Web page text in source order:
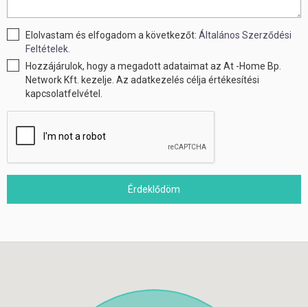
Elolvastam és elfogadom a következőt:Általános Szerződési
Feltételek.
Hozzájárulok, hogy a megadott adataimat az At -Home Bp.
Network Kft. kezelje. Az adatkezelés célja értékesítési
kapcsolatfelvétel.
Érdeklődöm